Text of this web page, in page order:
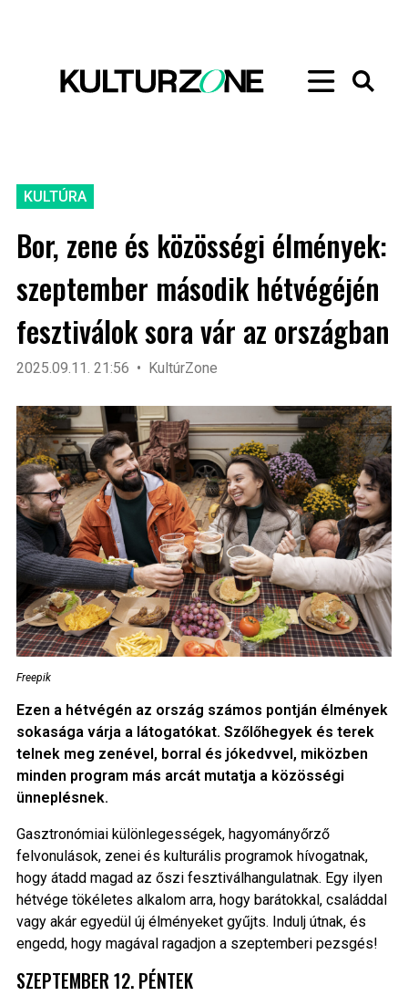
KULTÚRA
Bor, zene és közösségi élmények:
szeptember második hétvégéjén
fesztiválok sora vár az országban
2025.09.11. 21:56 KultúrZone
Freepik
Ezen a hétvégén az ország számos pontján élmények
sokasága várja a látogatókat. Szőlőhegyek és terek
telnek meg zenével, borral és jókedvvel, miközben
minden program más arcát mutatja a közösségi
ünneplésnek.
Gasztronómiai különlegességek, hagyományőrző
felvonulások, zenei és kulturális programok hívogatnak,
hogy átadd magad az őszi fesztiválhangulatnak. Egy ilyen
hétvége tökéletes alkalom arra, hogy barátokkal, családdal
vagy akár egyedül új élményeket gyűjts. Indulj útnak, és
engedd, hogy magával ragadjon a szeptemberi pezsgés!
SZEPTEMBER 12. PÉNTEK